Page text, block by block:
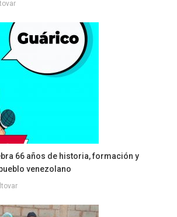
66 años de historia, formación y
venezolano
ltovar